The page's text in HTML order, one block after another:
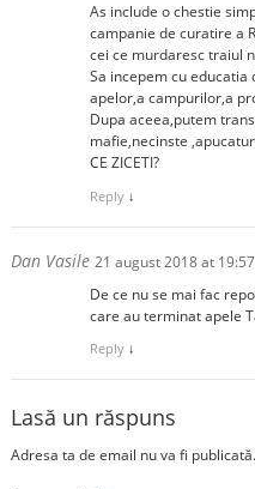
As include o chestie
campanie de curatire a
cei ce murdaresc traiul
Sa incepem cu
apelor,a campurilor,a
Dupa aceea,putem
mafie,necinste
CE ZICETI?
Reply ↓
Dan Vasile 21 august 2018 at 19:57
De ce nu se mai fac
care au terminat apele
Reply ↓
Lasă un răspuns
Adresa ta de email nu va fi publicată.